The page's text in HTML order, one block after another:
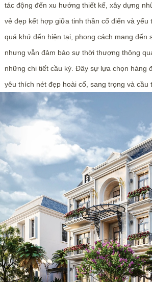
tác động đến xu hướng thiết kế, xây dựng
vẻ đẹp kết hợp giữa tinh thần cổ điển và yếu
quá khứ đến hiện tại, phong cách mang đến
nhưng vẫn đảm bảo sự thời thượng thông
những chi tiết cầu kỳ. Đây sự lựa chọn hàng
yêu thích nét đẹp hoài cổ, sang trọng và cầu